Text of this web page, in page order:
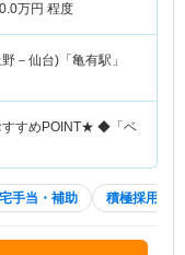
万円 程度
－仙台)「亀有駅」
すすめPOINT★ ◆「ベ
手当・補助 積極採用中